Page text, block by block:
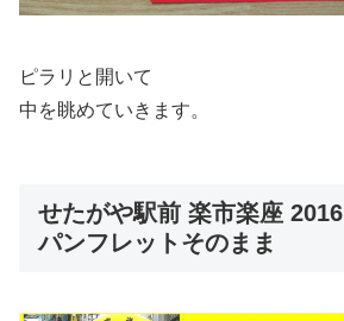
ピラリと開いて
中を眺めていきます。
せたがや駅前 楽市楽座 2016
パンフレットそのまま